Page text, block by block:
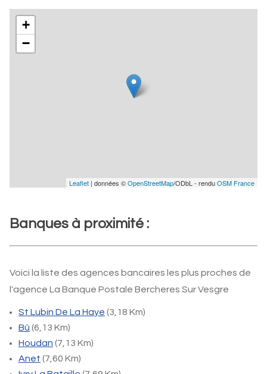
+
−
Leaflet | données ©OpenStreetMap/ODbL - renduOSM France
Banques à proximité :
Voici la liste des agences bancaires les plus proches de
l'agence La Banque Postale Bercheres Sur Vesgre
St Lubin De La Haye (3,18 Km)
Bû (6,13 Km)
Houdan (7,13 Km)
Anet (7,60 Km)